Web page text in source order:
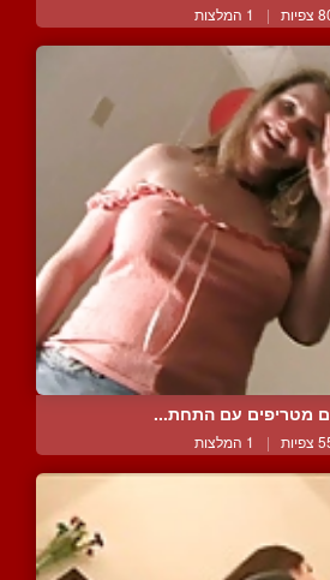
| 1 המלצות
מטריפים עם התחת...
| 1 המלצות